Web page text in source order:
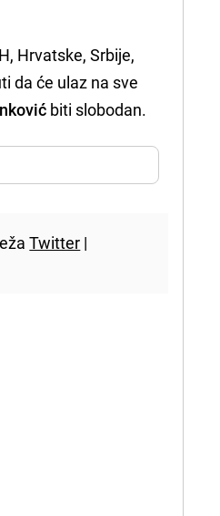
Hrvatske, Srbije,
da će ulaz na sve
biti slobodan.
Twitter |